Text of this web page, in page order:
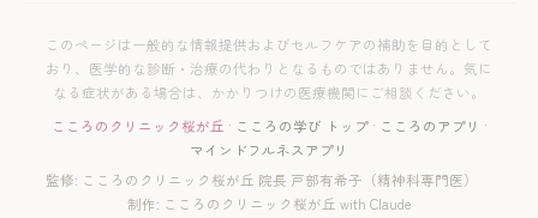
このページは一般的な情報提供およびセルフケアの補助を目的として
おり、医学的な診断・治療の代わりとなるものではありません。気に
なる症状がある場合は、かかりつけの医療機関にご相談ください。
こころのクリニック桜が丘 · こころの学び トップ· こころのアプリ ·
マインドフルネスアプリ
監修: こころのクリニック桜が丘 院長 戸部有希子（精神科専門医）
制作: こころのクリニック桜が丘 with Claude